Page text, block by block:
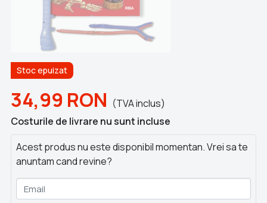
Stoc epuizat
34,99 RON (TVA inclus)
Costurile de livrare nu sunt incluse
Acest produs nu este disponibil momentan. Vrei sa te
anuntam cand revine?
Email